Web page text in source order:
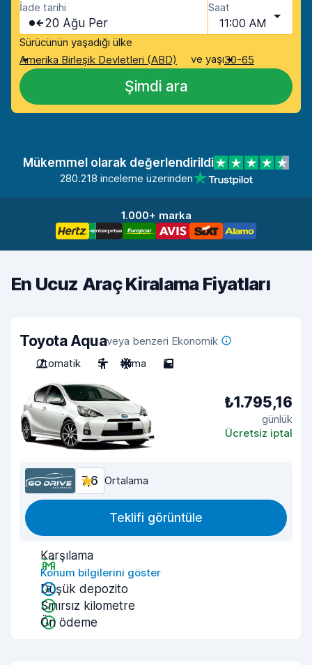
İade tarihi
20 Ağu Per
Saat
11:00 AM
Sürücünün yaşadığı ülke
Amerika Birleşik Devletleri (ABD)
ve yaşı30-65
Şimdi ara
Mükemmel olarak değerlendirildi
280.218 inceleme üzerinden
1.000+ marka
En Ucuz Araç Kiralama Fiyatları
Toyota Aquaveya benzeri Ekonomik
Otomatik
5 Klima 5
₺1.795,16
günlük
Ücretsiz iptal
7,6 Ortalama
Teklifi görüntüle
Karşılama
Konum bilgilerini göster
Düşük depozito
Sınırsız kilometre
Ön ödeme